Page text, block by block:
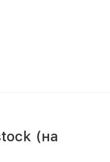
(на